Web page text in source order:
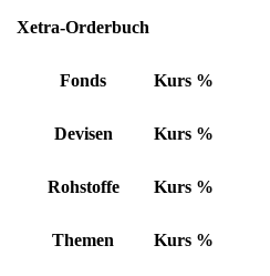
Xetra-Orderbuch
Fonds Kurs %
Devisen Kurs %
Rohstoffe Kurs %
Themen Kurs %